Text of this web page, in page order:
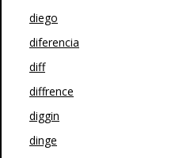
diego
diferencia
diff
diffrence
diggin
dinge